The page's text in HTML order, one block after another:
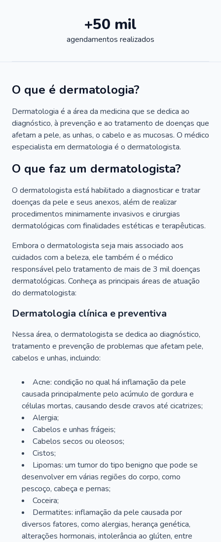
+50 mil
agendamentos realizados
O que é dermatologia?
Dermatologia é a área da medicina que se dedica ao
diagnóstico, à prevenção e ao tratamento de doenças que
afetam a pele, as unhas, o cabelo e as mucosas. O médico
especialista em dermatologia é o dermatologista.
O que faz um dermatologista?
O dermatologista está habilitado a diagnosticar e tratar
doenças da pele e seus anexos, além de realizar
procedimentos minimamente invasivos e cirurgias
dermatológicas com finalidades estéticas e terapêuticas.
Embora o dermatologista seja mais associado aos
cuidados com a beleza, ele também é o médico
responsável pelo tratamento de mais de 3 mil doenças
dermatológicas. Conheça as principais áreas de atuação
do dermatologista:
Dermatologia clínica e preventiva
Nessa área, o dermatologista se dedica ao diagnóstico,
tratamento e prevenção de problemas que afetam pele,
cabelos e unhas, incluindo:
Acne: condição no qual há inflamação da pele
causada principalmente pelo acúmulo de gordura e
células mortas, causando desde cravos até cicatrizes;
Alergia;
Cabelos e unhas frágeis;
Cabelos secos ou oleosos;
Cistos;
Lipomas: um tumor do tipo benigno que pode se
desenvolver em várias regiões do corpo, como
pescoço, cabeça e pernas;
Coceira;
Dermatites: inflamação da pele causada por
diversos fatores, como alergias, herança genética,
alterações hormonais, intolerância ao glúten, entre